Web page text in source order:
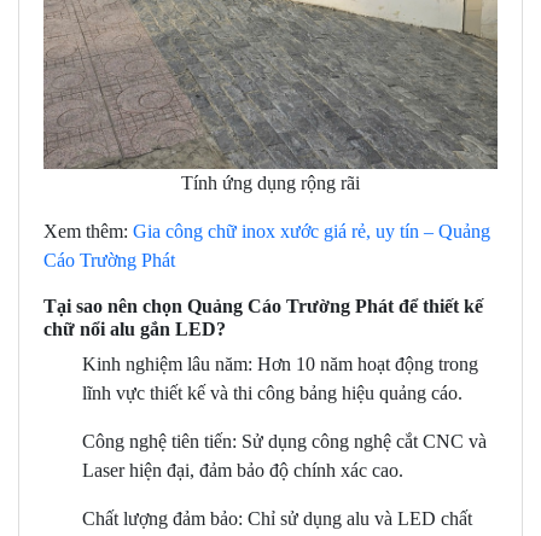
Tính ứng dụng rộng rãi
Xem thêm: Gia công chữ inox xước giá rẻ, uy tín – Quảng
Cáo Trường Phát
Tại sao nên chọn Quảng Cáo Trường Phát để thiết kế
chữ nổi alu gắn LED?
Kinh nghiệm lâu năm: Hơn 10 năm hoạt động trong
lĩnh vực thiết kế và thi công bảng hiệu quảng cáo.
Công nghệ tiên tiến: Sử dụng công nghệ cắt CNC và
Laser hiện đại, đảm bảo độ chính xác cao.
Chất lượng đảm bảo: Chỉ sử dụng alu và LED chất